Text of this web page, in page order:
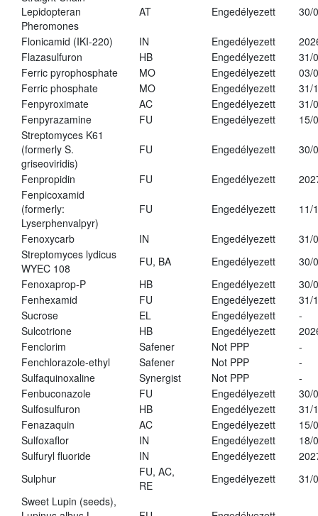
Lepidopteran
Pheromones
AT Engedélyezett 30/
Flonicamid (IKI-220) IN Engedélyezett
Flazasulfuron
HB Engedélyezett
31/
Ferric pyrophosphate
MO Engedélyezett
03/
Ferric phosphate
MO Engedélyezett
31/
Fenpyroximate
AC Engedélyezett
31/
Fenpyrazamine
FU Engedélyezett
15/
Streptomyces K61
(formerly S.
griseoviridis)
FU Engedélyezett 30/
Fenpropidin FU Engedélyezett
Fenpicoxamid
(formerly:
Lyserphenvalpyr)
FU Engedélyezett 11/
Fenoxycarb IN Engedélyezett
31/
Streptomyces lydicus
WYEC 108
FU, BA Engedélyezett
30/
Fenoxaprop-P
HB Engedélyezett
30/
Fenhexamid
FU Engedélyezett
31/
Sucrose
EL Engedélyezett
-
Sulcotrione
HB Engedélyezett
Fenclorim
Safener Not PPP
-
Fenchlorazole-ethyl
Safener Not PPP
-
Sulfaquinoxaline
Synergist Not PPP
-
Fenbuconazole
FU Engedélyezett
30/
Sulfosulfuron
HB Engedélyezett
31/
Fenazaquin
AC Engedélyezett
15/
Sulfoxaflor
IN Engedélyezett
18/
Sulfuryl fluoride
IN Engedélyezett
Sulphur
FU, AC,
RE
Engedélyezett
31/
Sweet Lupin (seeds),